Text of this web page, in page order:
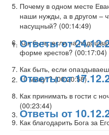
Почему в одном месте
наши нужды, а в другом –
насущный? (00:14:49)
Как быть, если на
форме крестов? (00:17:04)
Как быть, если
10 минут? (00:20:58)
Как принимать в гости с
(00:23:44)
Как благодарить Бога за
Ответы от
Ответы от
Ответы от